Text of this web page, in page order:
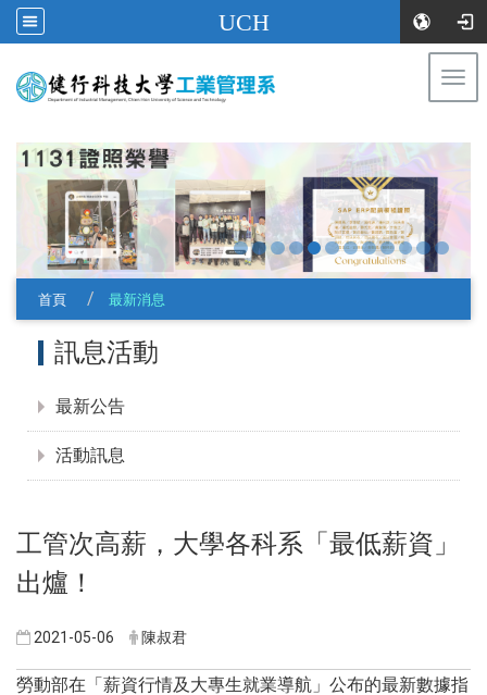
UCH
首頁 最新消息
訊息活動
最新公告
活動訊息
工管次高薪，大學各科系「最低薪資」
出爐！
2021-05-06 陳叔君
勞動部在「薪資行情及大專生就業導航」公布的最新數據指